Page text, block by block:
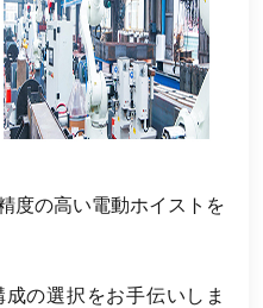
度の高い電動ホイストを
の選択をお手伝いしま